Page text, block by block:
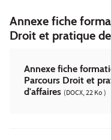
Annexe fiche
Droit et pratique
Annexe fiche
Parcours Droit et
d'affaires (DOCX, 22 Ko )